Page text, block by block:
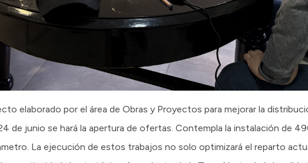
elaborado por el área de Obras y Proyectos para mejorar la
de junio se hará la apertura de ofertas. Contempla la instalación de
La ejecución de estos trabajos no solo optimizará el reparto